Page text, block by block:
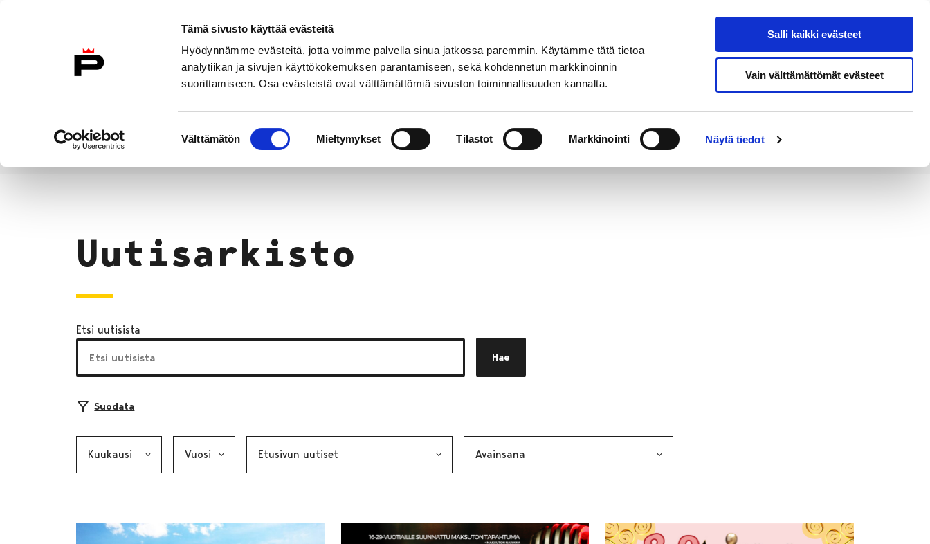
Tämä sivusto käyttää evästeitä
Hyödynnämme evästeitä, jotta voimme palvella sinua jatkossa paremmin. Käytämme tätä tietoa
analytiikan ja sivujen käyttökokemuksen parantamiseen, sekä kohdennetun markkinoinnin
suorittamiseen. Osa evästeistä ovat välttämättömiä sivuston toiminnallisuuden kannalta.
valinta
Välttämätön Mieltymykset Tilastot Markkinointi Näytä tiedot
Salli kaikki evästeet
Vain välttämättömät evästeet
Etusivulle
Hae sivustolta
Etusivu
Uutisarkisto
Etsi uutisista
Hae
Suodata